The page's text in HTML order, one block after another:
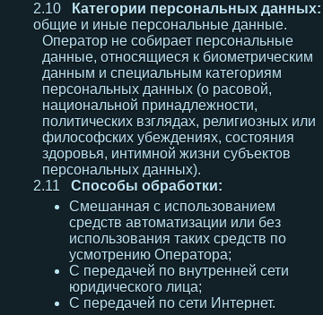
Категории персональных данных:
общие и иные персональные данные.
Оператор не собирает персональные
данные, относящиеся к биометрическим
данным и специальным категориям
персональных данных (о расовой,
национальной принадлежности,
политических взглядах, религиозных или
философских убеждениях, состояния
здоровья, интимной жизни субъектов
персональных данных).
Способы обработки:
Смешанная с использованием
средств автоматизации или без
использования таких средств по
усмотрению Оператора;
С передачей по внутренней сети
юридического лица;
С передачей по сети Интернет.